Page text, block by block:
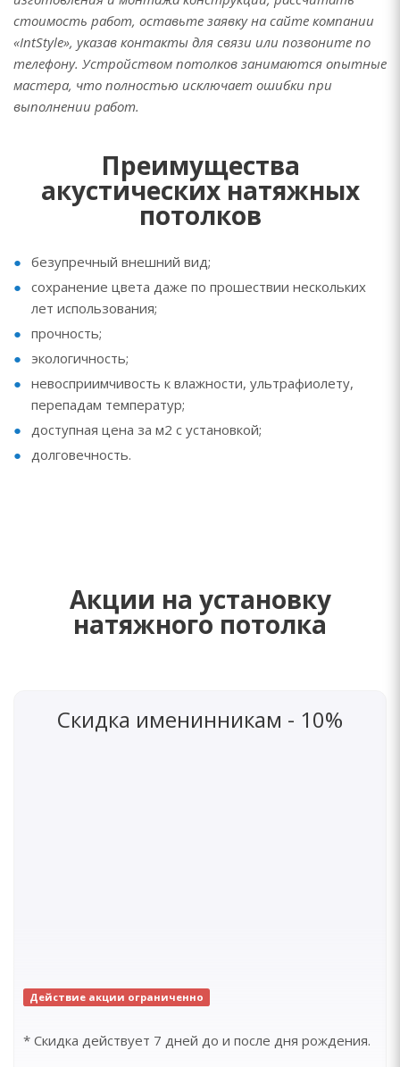
стоимость работ, оставьте заявку на сайте компании
«IntStyle», указав контакты для связи или позвоните по
телефону. Устройством потолков занимаются опытные
мастера, что полностью исключает ошибки при
выполнении работ.
Преимущества
акустических натяжных
потолков
безупречный внешний вид;
сохранение цвета даже по прошествии нескольких
лет использования;
прочность;
экологичность;
невосприимчивость к влажности, ультрафиолету,
перепадам температур;
доступная цена за м2 с установкой;
долговечность.
Акции на установку
натяжного потолка
Скидка именинникам - 10%
Действие акции ограниченно
* Скидка действует 7 дней до и после дня рождения.